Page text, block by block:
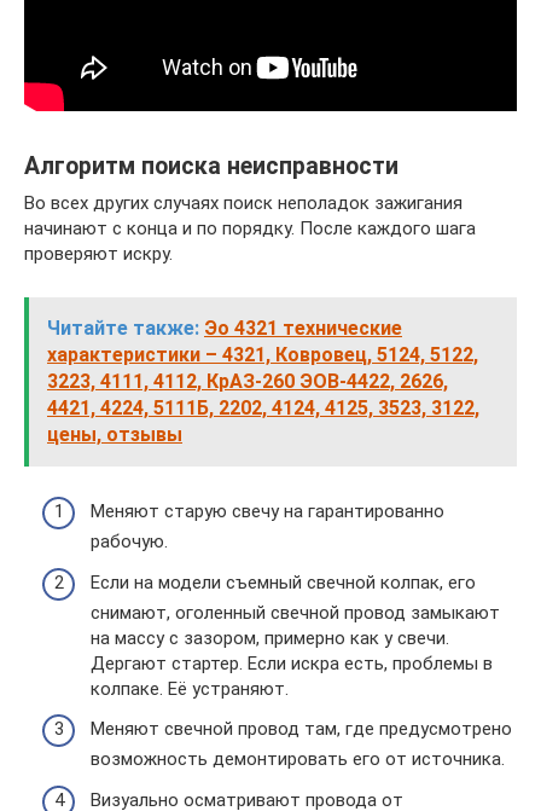
Алгоритм поиска неисправности
Во всех других случаях поиск неполадок зажигания
начинают с конца и по порядку. После каждого шага
проверяют искру.
Читайте также: Эо 4321 технические
характеристики – 4321, Ковровец, 5124, 5122,
3223, 4111, 4112, КрАЗ-260 ЭОВ-4422, 2626,
4421, 4224, 5111Б, 2202, 4124, 4125, 3523, 3122,
цены, отзывы
Меняют старую свечу на гарантированно
рабочую.
Если на модели съемный свечной колпак, его
снимают, оголенный свечной провод замыкают
на массу с зазором, примерно как у свечи.
Дергают стартер. Если искра есть, проблемы в
колпаке. Её устраняют.
Меняют свечной провод там, где предусмотрено
возможность демонтировать его от источника.
Визуально осматривают провода от